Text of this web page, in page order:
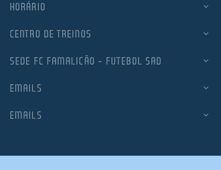
HORÁRIO
CENTRO DE TREINOS
SEDE FC FAMALICÃO – FUTEBOL SAD
EMAILS
EMAILS